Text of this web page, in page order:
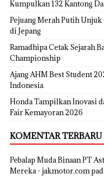
Kumpulkan 132 Kantong
Pejuang Merah Putih
di Jepang
Ramadhipa Cetak Sejarah
Championship
Ajang AHM Best Student
Indonesia
Honda Tampilkan Inovasi
Fair Kemayoran 2026
KOMENTAR TERBARU
Pebalap Muda Binaan PT
Mereka - jakmotor.com